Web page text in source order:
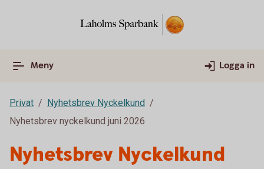
Meny Logga in
Privat
Nyhetsbrev Nyckelkund
Nyhetsbrev nyckelkund juni 2026
Nyhetsbrev Nyckelkund